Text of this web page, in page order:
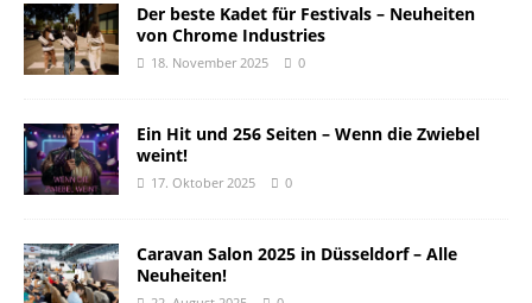
Der beste Kadet für Festivals – Neuheiten
von Chrome Industries
18. November 2025 0
Ein Hit und 256 Seiten – Wenn die Zwiebel
weint!
17. Oktober 2025 0
Caravan Salon 2025 in Düsseldorf – Alle
Neuheiten!